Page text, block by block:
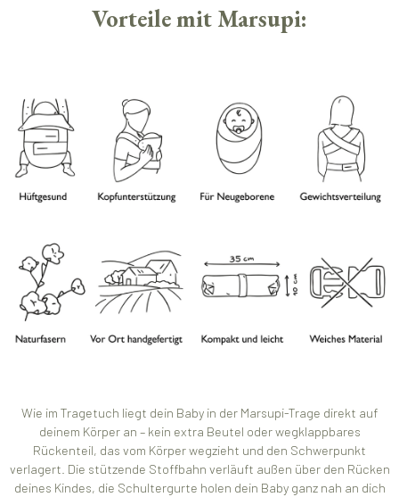
Vorteile mit Marsupi:
Wie im Tragetuch liegt dein Baby in der Marsupi-Trage direkt auf
deinem Körper an – kein extra Beutel oder wegklappbares
Rückenteil, das vom Körper wegzieht und den Schwerpunkt
verlagert. Die stützende Stoffbahn verläuft außen über den Rücken
deines Kindes, die Schultergurte holen dein Baby ganz nah an dich